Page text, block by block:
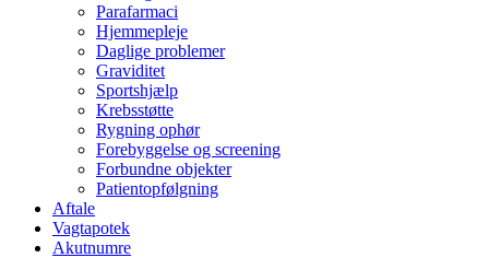
Parafarmaci
Hjemmepleje
Daglige problemer
Graviditet
Sportshjælp
Krebsstøtte
Rygning ophør
Forebyggelse og screening
Forbundne objekter
Patientopfølgning
Aftale
Vagtapotek
Akutnumre